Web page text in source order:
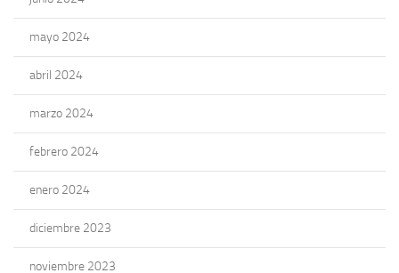
mayo 2024
abril 2024
marzo 2024
febrero 2024
enero 2024
diciembre 2023
noviembre 2023